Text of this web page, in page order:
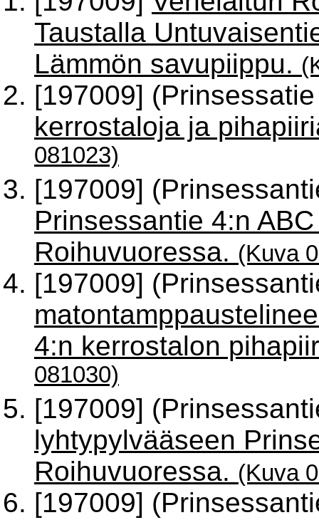
Taustalla
Lämmön savupiippu.
[197009]
kerrostaloja ja
081023)
[197009]
Prinsessantie 4:n
Roihuvuoressa. (Kuva
[197009]
4:n kerrostalon
081030)
[197009]
lyhtypylvääseen
Roihuvuoressa. (Kuva
[197009]